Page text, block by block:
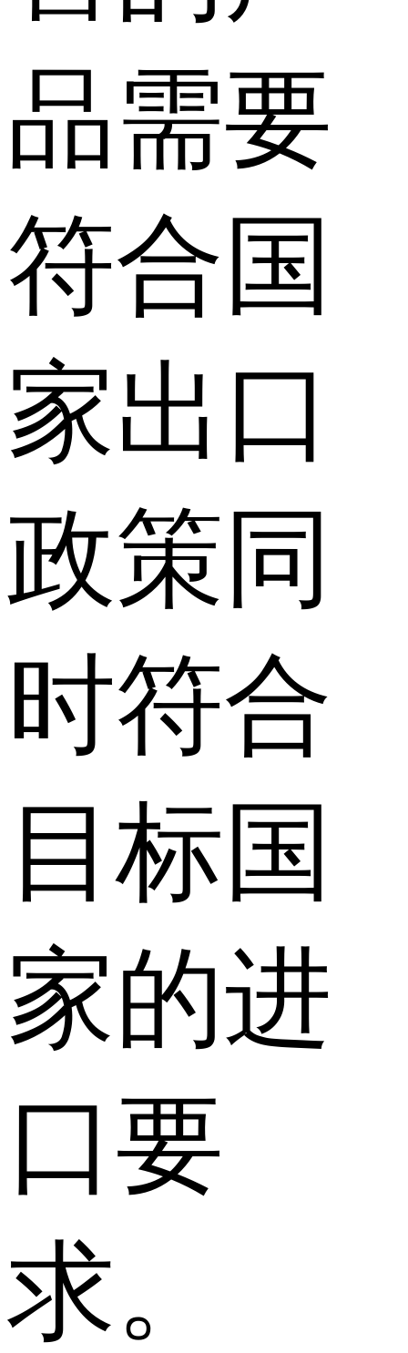
品需要
符合国
家出口
政策同
时符合
目标国
家的进
口要
求。